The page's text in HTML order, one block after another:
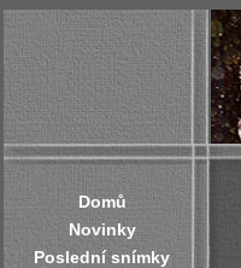
Domů
Novinky
Poslední snímky